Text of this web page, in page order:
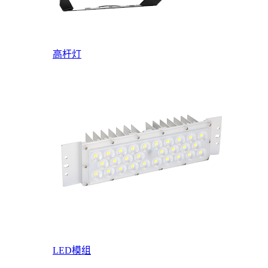
高杆灯
LED模组